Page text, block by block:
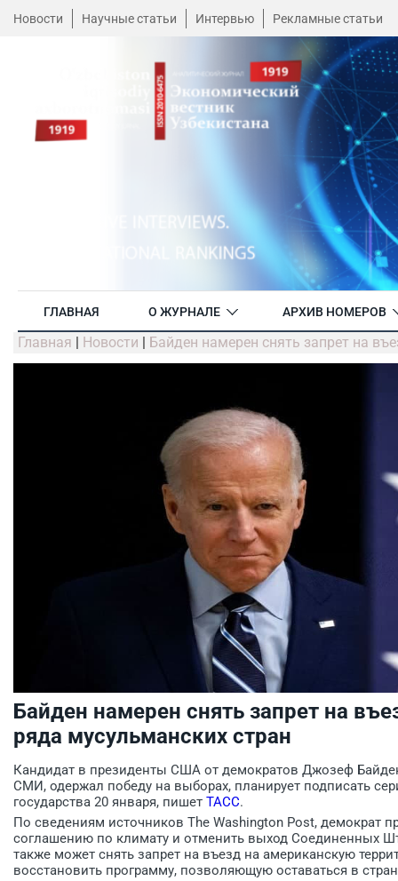
Новости Научные статьи Интервью Рекламные статьи
ГЛАВНАЯ О ЖУРНАЛЕ АРХИВ НОМЕРОВ
Главная | Новости | Байден намерен снять запрет на
Байден намерен снять запрет на
ряда мусульманских стран
Кандидат в президенты США от демократов Джозеф
СМИ, одержал победу на выборах, планирует подписать
государства 20 января, пишет ТАСС.
По сведениям источников The Washington Post, демократ
соглашению по климату и отменить выход Соединенных
также может снять запрет на въезд на американскую
восстановить программу, позволяющую оставаться в